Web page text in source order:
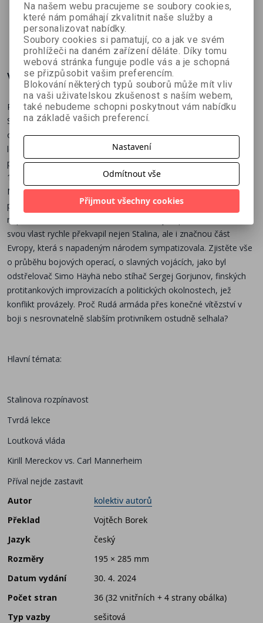
1942
kolektiv autorů
71 Kč 79 Kč
opevnění
1935–1938
Jiří Suchánek,
Ivan Fuksa
269 Kč 299 Kč
2014-2015
Ondřej Varaďa
79 Kč
Více o knize
Po uzavření paktu Ribbentrop-Molotov se, kterým si Německo a
Sovětský svaz rozdělily sféry vlivu ve východní Evropě,
odstartovala v této části kontinentu Stalinova územní expanze. V
letech 1939–1940 obsadil východní polovinu Polska, všechny tři
pobaltské republiky a rumunskou Besarábii, ale již koncem roku
1939 se jeho zájem stočil také k Finsku, které bylo od
Napoleonských válek součástí ruského impéria. Kreml agresi
plánoval jako snadnou trestnou výpravu proti malému a
neposlušnému sousedovi, ale houževnatý odpor Finů bránících
svou vlast rychle překvapil nejen Stalina, ale i značnou část
Evropy, která s napadeným národem sympatizovala. Zjistěte vše
o průběhu bojových operací, o slavných vojácích, jako byl
odstřelovač Simo Häyhä nebo stíhač Sergej Gorjunov, finských
protitankových improvizacích a politických okolnostech, jež
konflikt provázely. Proč Rudá armáda přes konečné vítězství v
boji s nesrovnatelně slabším protivníkem ostudně selhala?
Hlavní témata:
Stalinova rozpínavost
Tvrdá lekce
Loutková vláda
Kirill Mereckov vs. Carl Mannerheim
Příval nejde zastavit
Autor
kolektiv autorů
Překlad
Vojtěch Borek
Jazyk
český
Rozměry
195 × 285 mm
Datum vydání
30. 4. 2024
Počet stran
36 (32 vnitřních + 4 strany obálka)
Typ vazby
sešitová
Na našem webu pracujeme se soubory cookies,
které nám pomáhají zkvalitnit naše služby a
personalizovat nabídky.
Soubory cookies si pamatují, co a jak ve svém
prohlížeči na daném zařízení děláte. Díky tomu
webová stránka funguje podle vás a je schopná
se přizpůsobit vašim preferencím.
Blokování některých typů souborů může mít vliv
na vaši uživatelskou zkušenost s naším webem,
také nebudeme schopni poskytnout vám nabídku
na základě vašich preferencí.
Nastavení
Odmítnout vše
Přijmout všechny cookies